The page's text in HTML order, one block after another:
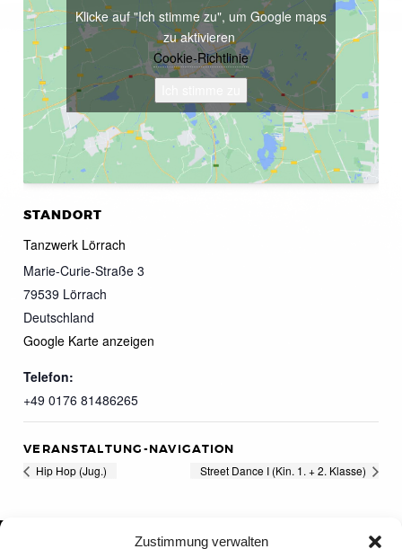
Zustimmung verwalten
STANDORT
Tanzwerk Lörrach
Marie-Curie-Straße 3
79539 Lörrach
Deutschland
Google Karte anzeigen
Telefon:
+49 0176 81486265
Klicke auf "Ich stimme zu", um Google maps
zu aktivieren
Cookie-Richtlinie
VERANSTALTUNG-NAVIGATION
Hip Hop (Jug.) Street Dance I (Kin. 1. + 2. Klasse)